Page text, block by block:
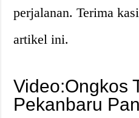
perjalanan. Terima
artikel ini.
Video:Ongkos
Pekanbaru